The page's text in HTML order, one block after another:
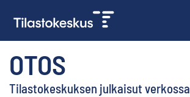
OTOS
Tilastokeskuksen julkaisut verkossa